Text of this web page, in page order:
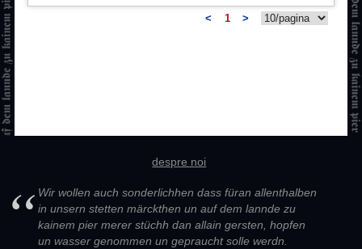
< 1 >
despre noi
Wir wollen auch sonderlichhen dass füran allenthalben
in unsern stetten märckthen un auf dem lannde zu
kainem pier merer stüchh dan allain gersten, hopfen
un wasser genommen un gepraucht solle werdn.